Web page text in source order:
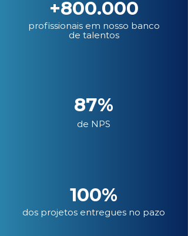
+800.000
profissionais em nosso banco
de talentos
87%
de NPS
100%
dos projetos entregues no pazo